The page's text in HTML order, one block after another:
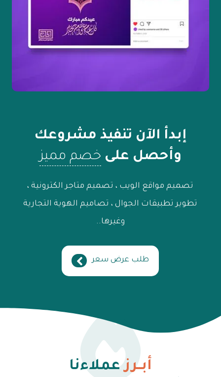
إبدأ الآن تنفيذ مشروعك
وأحصل على خصم مميز
تصميم مواقع الويب ، تصميم متاجر الكترونية ،
تطوير تطبيقات الجوال ، تصاميم الهوية التجارية
وغيرها..
طلب عرض سعر
أبــرزعملاءنا